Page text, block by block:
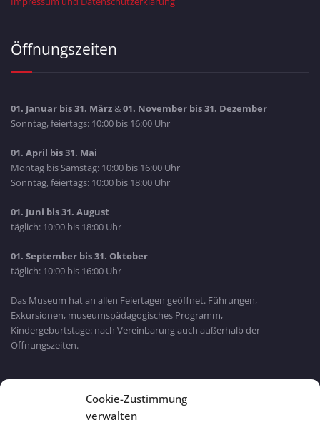
Cookie-Zustimmung
verwalten
Öffnungszeiten
01. Januar bis 31. März&01. November bis 31. Dezember
Sonntag, feiertags: 10:00 bis 16:00 Uhr
01. April bis 31. Mai
Montag bis Samstag: 10:00 bis 16:00 Uhr
Sonntag, feiertags: 10:00 bis 18:00 Uhr
01. Juni bis 31. August
täglich: 10:00 bis 18:00 Uhr
01. September bis 31. Oktober
täglich: 10:00 bis 16:00 Uhr
Das Museum hat an allen Feiertagen geöffnet. Führungen,
Exkursionen, museumspädagogisches Programm,
Kindergeburtstage: nach Vereinbarung auch außerhalb der
Öffnungszeiten.
Bayern Wlan